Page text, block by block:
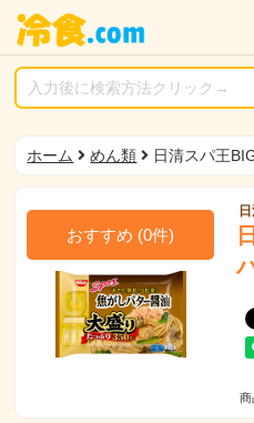
ホーム めん類 日清スパ王
おすすめ (0件)
商